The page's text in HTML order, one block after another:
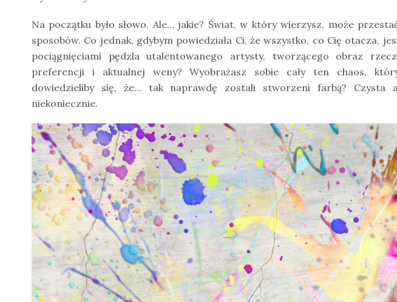
Na początku było słowo. Ale… jakie? Świat, w który wierzysz, może
sposobów. Co jednak, gdybym powiedziała Ci, że wszystko, co Cię otacza,
pociągnięciami pędzla utalentowanego artysty, tworzącego obraz
preferencji i aktualnej weny? Wyobrażasz sobie cały ten chaos,
dowiedzieliby się, że… tak naprawdę zostali stworzeni farbą? Czysta
niekoniecznie.